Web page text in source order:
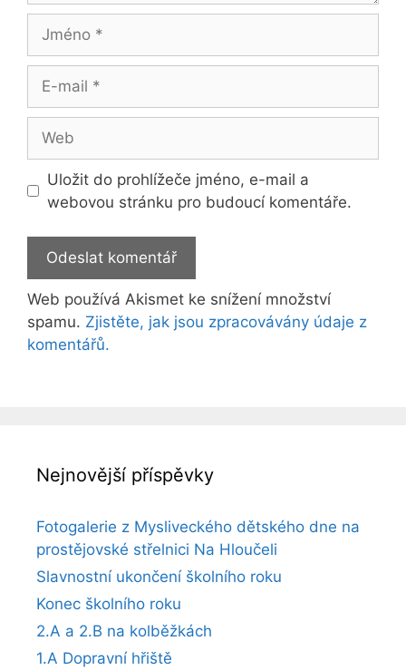
Jméno
mail
Uložit do prohlížeče jméno, e-mail a
webovou stránku pro budoucí komentáře.
Web používá Akismet ke snížení množství
spamu. Zjistěte, jak jsou zpracovávány údaje z
komentářů.
Nejnovější příspěvky
Fotogalerie z Mysliveckého dětského dne na
prostějovské střelnici Na Hloučeli
Slavnostní ukončení školního roku
Konec školního roku
2.A a 2.B na kolběžkách
1.A Dopravní hřiště